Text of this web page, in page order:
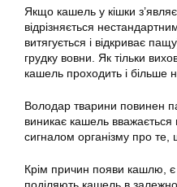
Якщо кашель у кішки
відрізняється
витягується і відкриває
грудку вовни. Як тільки
кашель проходить і більше
Володар тварини повинен
виникає кашель вважається
сигналом організму про те,
Крім причин появи кашлю,